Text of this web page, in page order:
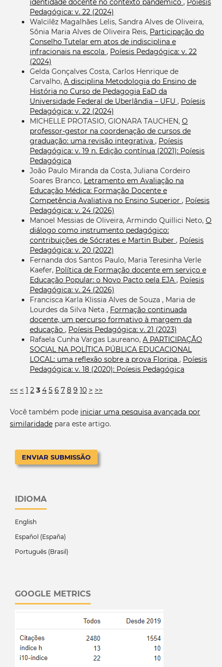
identidade docente no contexto pandêmico , Poíesis
Pedagógica: v. 22 (2024)
Walcilêz Magalhães Lelis, Sandra Alves de Oliveira,
Sônia Maria Alves de Oliveira Reis, Participação do
Conselho Tutelar em atos de indisciplina e
infracionais na escola , Poíesis Pedagógica: v. 22
(2024)
Gelda Gonçalves Costa, Carlos Henrique de
Carvalho, A disciplina Metodologia do Ensino de
História no Curso de Pedagogia EaD da
Universidade Federal de Uberlândia – UFU , Poíesis
Pedagógica: v. 22 (2024)
MICHELLE PROTASIO, GIONARA TAUCHEN, O
professor-gestor na coordenação de cursos de
graduação: uma revisão integrativa , Poíesis
Pedagógica: v. 19 n. Edição contínua (2021): Poíesis
Pedagógica
João Paulo Miranda da Costa, Juliana Cordeiro
Soares Branco, Letramento em Avaliação na
Educação Médica: Formação Docente e
Competência Avaliativa no Ensino Superior , Poíesis
Pedagógica: v. 24 (2026)
Manoel Messias de Oliveira, Armindo Quillici Neto, O
diálogo como instrumento pedagógico:
contribuições de Sócrates e Martin Buber , Poíesis
Pedagógica: v. 20 (2022)
Fernanda dos Santos Paulo, Maria Teresinha Verle
Kaefer, Política de Formação docente em serviço e
Educação Popular: o Novo Pacto pela EJA , Poíesis
Pedagógica: v. 24 (2026)
Francisca Karla Klissia Alves de Souza , Maria de
Lourdes da Silva Neta , Formação continuada
docente, um percurso formativo à margem da
educação , Poíesis Pedagógica: v. 21 (2023)
Rafaela Cunha Vargas Laureano, A PARTICIPAÇÃO
SOCIAL NA POLÍTICA PÚBLICA EDUCACIONAL
LOCAL: uma reflexão sobre a prova Floripa , Poíesis
Pedagógica: v. 18 (2020): Poíesis Pedagógica
<< < 1 2 3 4 5 6 7 8 9 10 > >>
Você também pode iniciar uma pesquisa avançada por
similaridadepara este artigo.
ENVIAR SUBMISSÃO
IDIOMA
English
Español (España)
Português (Brasil)
GOOGLE METRICS